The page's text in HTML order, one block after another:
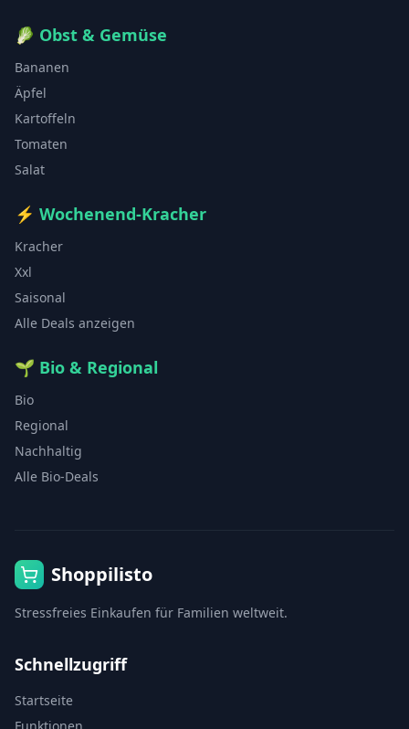
🥬 Obst & Gemüse
Bananen
Äpfel
Kartoffeln
Tomaten
Salat
⚡ Wochenend-Kracher
Kracher
Xxl
Saisonal
Alle Deals anzeigen
🌱 Bio & Regional
Bio
Regional
Nachhaltig
Alle Bio-Deals
Shoppilisto
Stressfreies Einkaufen für Familien weltweit.
Schnellzugriff
Startseite